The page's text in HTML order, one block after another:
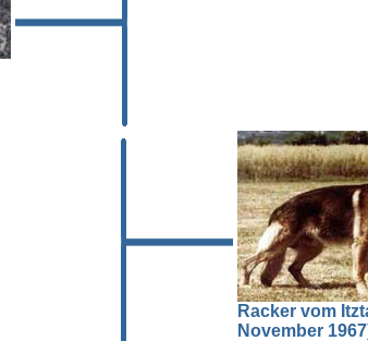
Racker vom
November